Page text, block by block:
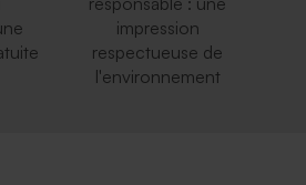
impression
respectueuse de
l'environnement